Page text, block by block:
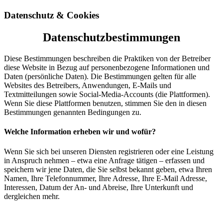
Datenschutz & Cookies
Datenschutzbestimmungen
Diese Bestimmungen beschreiben die Praktiken von der Betreiber
diese Website in Bezug auf personenbezogene Informationen und
Daten (persönliche Daten). Die Bestimmungen gelten für alle
Websites des Betreibers, Anwendungen, E-Mails und
Textmitteilungen sowie Social-Media-Accounts (die Plattformen).
Wenn Sie diese Plattformen benutzen, stimmen Sie den in diesen
Bestimmungen genannten Bedingungen zu.
Welche Information erheben wir und wofür?
Wenn Sie sich bei unseren Diensten registrieren oder eine Leistung
in Anspruch nehmen – etwa eine Anfrage tätigen – erfassen und
speichern wir jene Daten, die Sie selbst bekannt geben, etwa Ihren
Namen, Ihre Telefonnummer, Ihre Adresse, Ihre E-Mail Adresse,
Interessen, Datum der An- und Abreise, Ihre Unterkunft und
dergleichen mehr.